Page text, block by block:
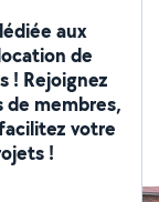
aux
de
! Rejoignez
membres,
votre
!